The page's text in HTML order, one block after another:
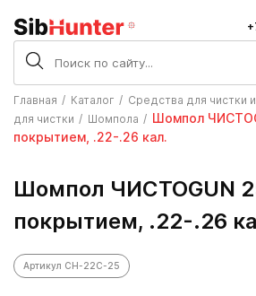
Главная Каталог Средства для чистки
для чистки
Шомпола
Шомпол
покрытием, .22-.26 кал.
Шомпол ЧИСТОGUN
покрытием, .22-.26
Артикул CH-22C-25